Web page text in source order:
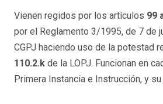
Vienen regidos por los artículos 99
por el Reglamento 3/1995, de 7 de
CGPJ haciendo uso de la potestad
110.2.k de la LOPJ. Funcionan en
Primera Instancia e Instrucción, y